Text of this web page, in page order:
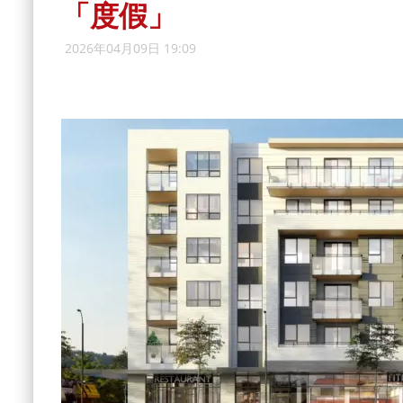
「度假」
2026年04月09日 19:09